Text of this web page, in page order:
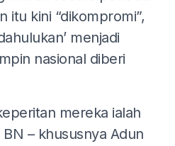
itu kini “dikompromi”,
menjadi
nasional diberi
mereka ialah
– khususnya Adun